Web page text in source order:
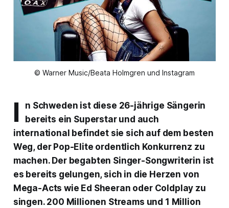
© Warner Music/Beata Holmgren und Instagram
I
n Schweden ist diese 26-jährige Sängerin
bereits ein Superstar und auch
international befindet sie sich auf dem besten
Weg, der Pop-Elite ordentlich Konkurrenz zu
machen. Der begabten Singer-Songwriterin ist
es bereits gelungen, sich in die Herzen von
Mega-Acts wie Ed Sheeran oder Coldplay zu
singen. 200 Millionen Streams und 1 Million